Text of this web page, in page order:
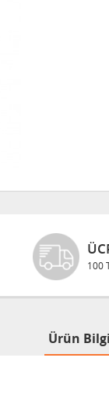
100
Ürün